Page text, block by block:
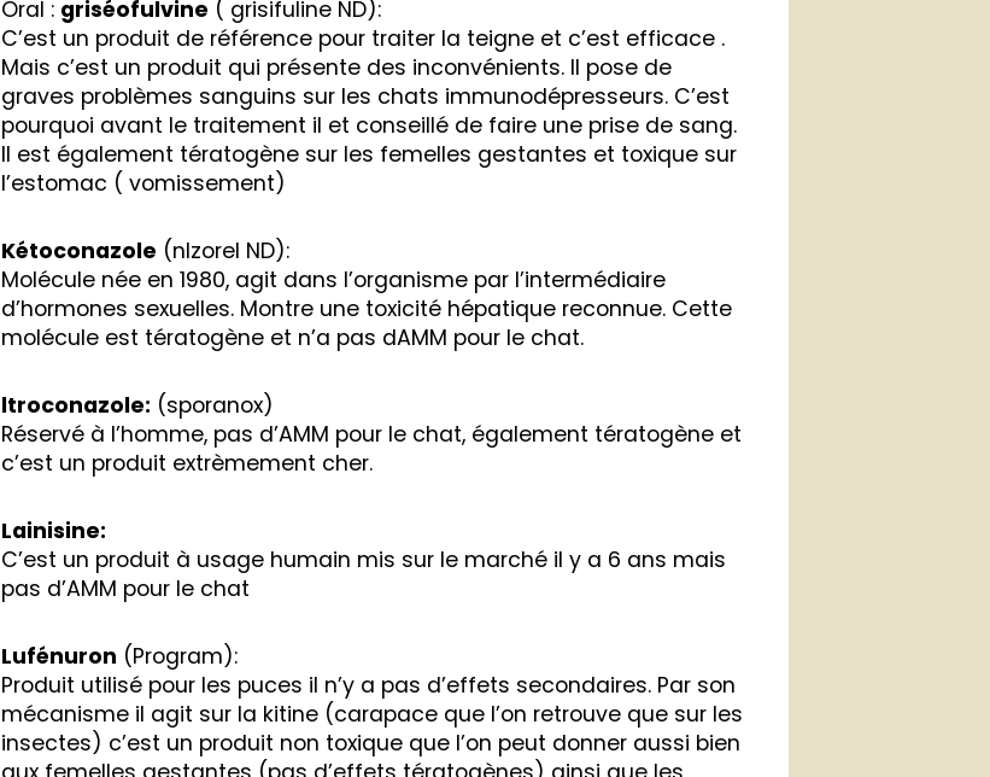
Oral : griséofulvine ( grisifuline ND):
C’est un produit de référence pour traiter la teigne et c’est efficace .
Mais c’est un produit qui présente des inconvénients. Il pose de
graves problèmes sanguins sur les chats immunodépresseurs. C’est
pourquoi avant le traitement il et conseillé de faire une prise de sang.
Il est également tératogène sur les femelles gestantes et toxique sur
l’estomac ( vomissement)
Kétoconazole (nlzorel ND):
Molécule née en 1980, agit dans l’organisme par l’intermédiaire
d’hormones sexuelles. Montre une toxicité hépatique reconnue. Cette
molécule est tératogène et n’a pas dAMM pour le chat.
ltroconazole: (sporanox)
Réservé à l’homme, pas d’AMM pour le chat, également tératogène et
c’est un produit extrèmement cher.
Lainisine:
C’est un produit à usage humain mis sur le marché il y a 6 ans mais
pas d’AMM pour le chat
Lufénuron (Program):
Produit utilisé pour les puces il n’y a pas d’effets secondaires. Par son
mécanisme il agit sur la kitine (carapace que l’on retrouve que sur les
insectes) c’est un produit non toxique que l’on peut donner aussi bien